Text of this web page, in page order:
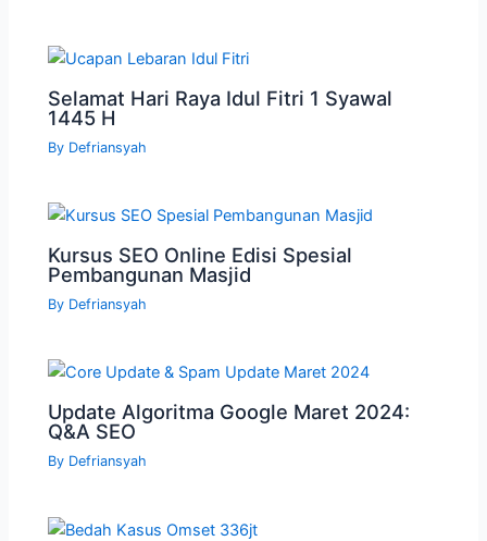
Selamat Hari Raya Idul Fitri 1 Syawal
1445 H
By Defriansyah
Kursus SEO Online Edisi Spesial
Pembangunan Masjid
By Defriansyah
Update Algoritma Google Maret 2024:
Q&A SEO
By Defriansyah